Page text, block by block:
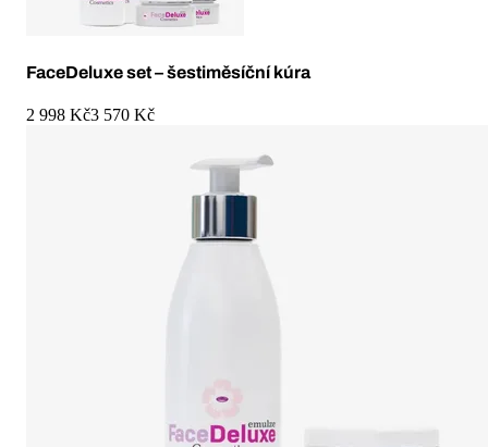
FaceDeluxe set – šestiměsíční kúra
2 998 Kč3 570 Kč